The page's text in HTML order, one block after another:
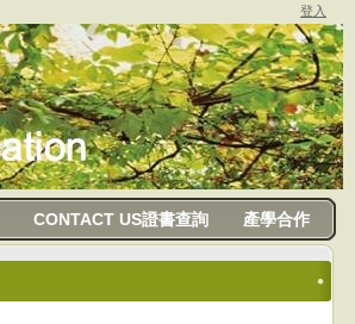
登入
CONTACT US證書查詢 產學合作